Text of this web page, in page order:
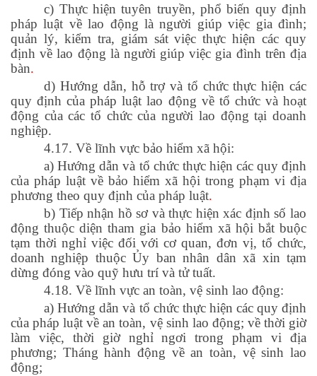
c) Thực hiện tuyên truyền, phổ biến quy định
pháp luật về lao động là người giúp việc gia đình;
quản lý, kiểm tra, giám sát việc thực hiện các quy
định về lao động là người giúp việc gia đình trên địa
bàn.
d) Hướng dẫn, hỗ trợ và tổ chức thực hiện các
quy định của pháp luật lao động về tổ chức và hoạt
động của các tổ chức của người lao động tại doanh
nghiệp.
4.17. Về lĩnh vực bảo hiểm xã hội:
a) Hướng dẫn và tổ chức thực hiện các quy định
của pháp luật về bảo hiểm xã hội trong phạm vi địa
phương theo quy định của pháp luật.
b) Tiếp nhận hồ sơ và thực hiện xác định số lao
động thuộc diện tham gia bảo hiểm xã hội bắt buộc
tạm thời nghỉ việc đối với cơ quan, đơn vị, tổ chức,
doanh nghiệp thuộc Ủy ban nhân dân xã xin tạm
dừng đóng vào quỹ hưu trí và tử tuất.
4.18. Về lĩnh vực an toàn, vệ sinh lao động:
a) Hướng dẫn và tổ chức thực hiện các quy định
của pháp luật về an toàn, vệ sinh lao động; về thời giờ
làm việc, thời giờ nghỉ ngơi trong phạm vi địa
phương; Tháng hành động về an toàn, vệ sinh lao
động;